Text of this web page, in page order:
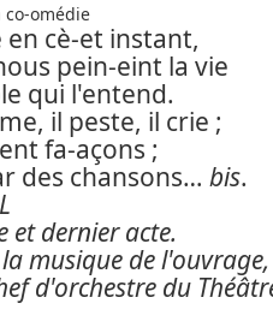
omédie
en cè-et instant,
pein-eint la vie
qui l'entend.
il peste, il crie ;
fa-açons ;
des chansons… bis.
et dernier acte.
musique de
d'orchestre du